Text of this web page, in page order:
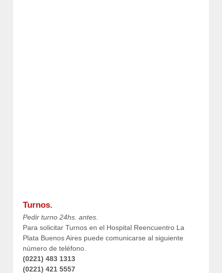
Turnos.
Pedir turno 24hs. antes.
Para solicitar Turnos en el Hospital Reencuentro La
Plata Buenos Aires puede comunicarse al siguiente
número de teléfono.
(0221) 483 1313
(0221) 421 5557